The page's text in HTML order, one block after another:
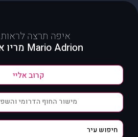
איפה תרצה
Mario Adrion מריו אדריון?
מישור החוף הדרומי